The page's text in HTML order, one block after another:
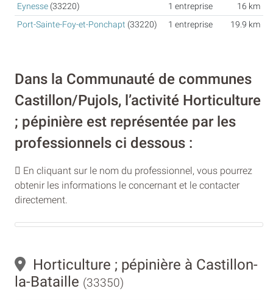
Eynesse (33220) 1 entreprise
16 km
Port-Sainte-Foy-et-Ponchapt (33220) 1 entreprise 19.9 km
Dans la Communauté de communes
Castillon/Pujols, l’activité Horticulture
; pépinière est représentée par les
professionnels ci dessous :
En cliquant sur le nom du professionnel, vous pourrez
obtenir les informations le concernant et le contacter
directement.
Horticulture ; pépinière à Castillon-
la-Bataille (33350)